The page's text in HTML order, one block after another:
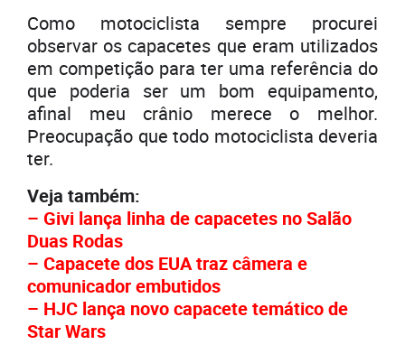
Como motociclista sempre procurei
observar os capacetes que eram utilizados
em competição para ter uma referência do
que poderia ser um bom equipamento,
afinal meu crânio merece o melhor.
Preocupação que todo motociclista deveria
ter.
Veja também:
– Givi lança linha de capacetes no Salão
Duas Rodas
– Capacete dos EUA traz câmera e
comunicador embutidos
– HJC lança novo capacete temático de
Star Wars